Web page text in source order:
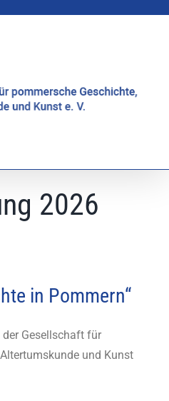
2026
in Pommern“
Gesellschaft für
und Kunst